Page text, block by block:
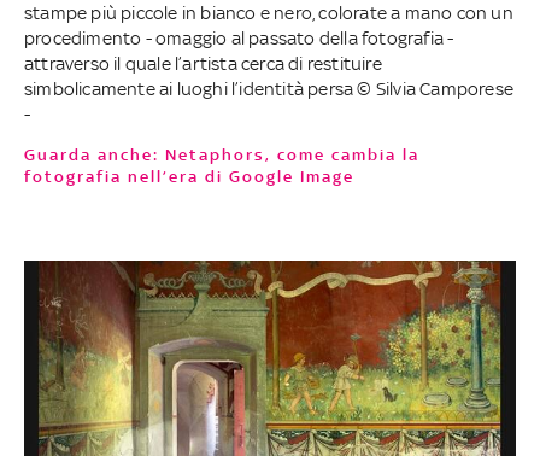
stampe più piccole in bianco e nero, colorate a mano con un
procedimento - omaggio al passato della fotografia -
attraverso il quale l’artista cerca di restituire
simbolicamente ai luoghi l’identità persa © Silvia Camporese
-
Guarda anche: Netaphors, come cambia la
fotografia nell’era di Google Image